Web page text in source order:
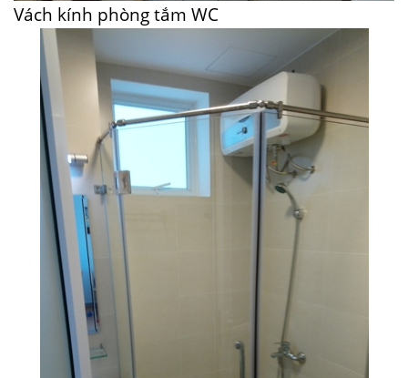
Vách kính phòng tắm WC